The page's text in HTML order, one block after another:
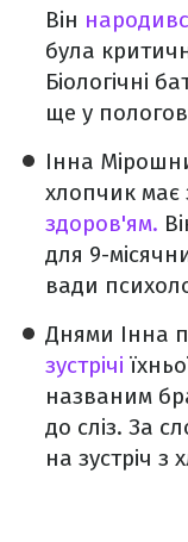
Він
була
Біологічні
ще у
Інна
хлопчик має
здоров'ям.
для 9-
вади
Днями Інна
зустрічі
названим
до сліз. За
на зустріч з